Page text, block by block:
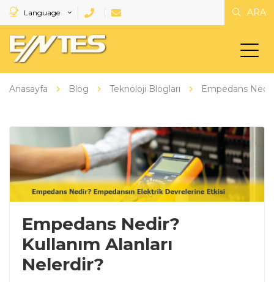
Language ARA
Anasayfa Blog Teknoloji Blogları Empedans
Empedans Nedir?
Kullanım Alanları
Nelerdir?